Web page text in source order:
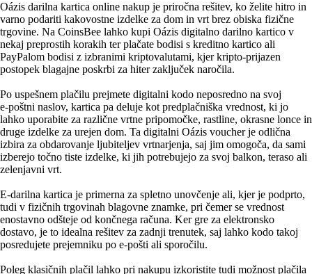
Oázis darilna kartica online nakup je priročna rešitev, ko želite hitro in
varno podariti kakovostne izdelke za dom in vrt brez obiska fizične
trgovine. Na CoinsBee lahko kupi Oázis digitalno darilno kartico v
nekaj preprostih korakih ter plačate bodisi s kreditno kartico ali
PayPalom bodisi z izbranimi kriptovalutami, kjer kripto-prijazen
postopek blagajne poskrbi za hiter zaključek naročila.
Po uspešnem plačilu prejmete digitalni kodo neposredno na svoj
e‑poštni naslov, kartica pa deluje kot predplačniška vrednost, ki jo
lahko uporabite za različne vrtne pripomočke, rastline, okrasne lonce in
druge izdelke za urejen dom. Ta digitalni Oázis voucher je odlična
izbira za obdarovanje ljubiteljev vrtnarjenja, saj jim omogoča, da sami
izberejo točno tiste izdelke, ki jih potrebujejo za svoj balkon, teraso ali
zelenjavni vrt.
E‑darilna kartica je primerna za spletno unovčenje ali, kjer je podprto,
tudi v fizičnih trgovinah blagovne znamke, pri čemer se vrednost
enostavno odšteje od končnega računa. Ker gre za elektronsko
dostavo, je to idealna rešitev za zadnji trenutek, saj lahko kodo takoj
posredujete prejemniku po e‑pošti ali sporočilu.
Poleg klasičnih plačil lahko pri nakupu izkoristite tudi možnost plačila